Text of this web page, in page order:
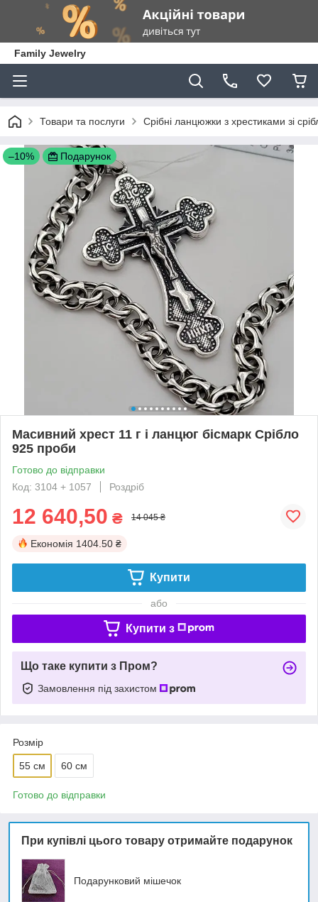
Family Jewelry
Товари та послуги Срібні ланцюжки з хрестиками зі
–10% Подарунок
Масивний хрест 11 г і ланцюг бісмарк Срібло
925 проби
Готово до відправки
Код: 3104 + 1057
Роздріб
12 640,50 ₴ 14 045 ₴
Економія 1404.50 ₴
Купити
або
Купити з
Що таке купити з Пром?
Замовлення під захистом
Розмір
55 см 60 см
Готово до відправки
При купівлі цього товару отримайте подарунок
Подарунковий мішечок